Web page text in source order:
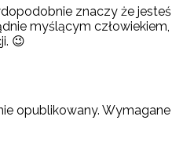
znaczy że jesteś
myślącym człowiekiem,
😉
opublikowany. Wymagane